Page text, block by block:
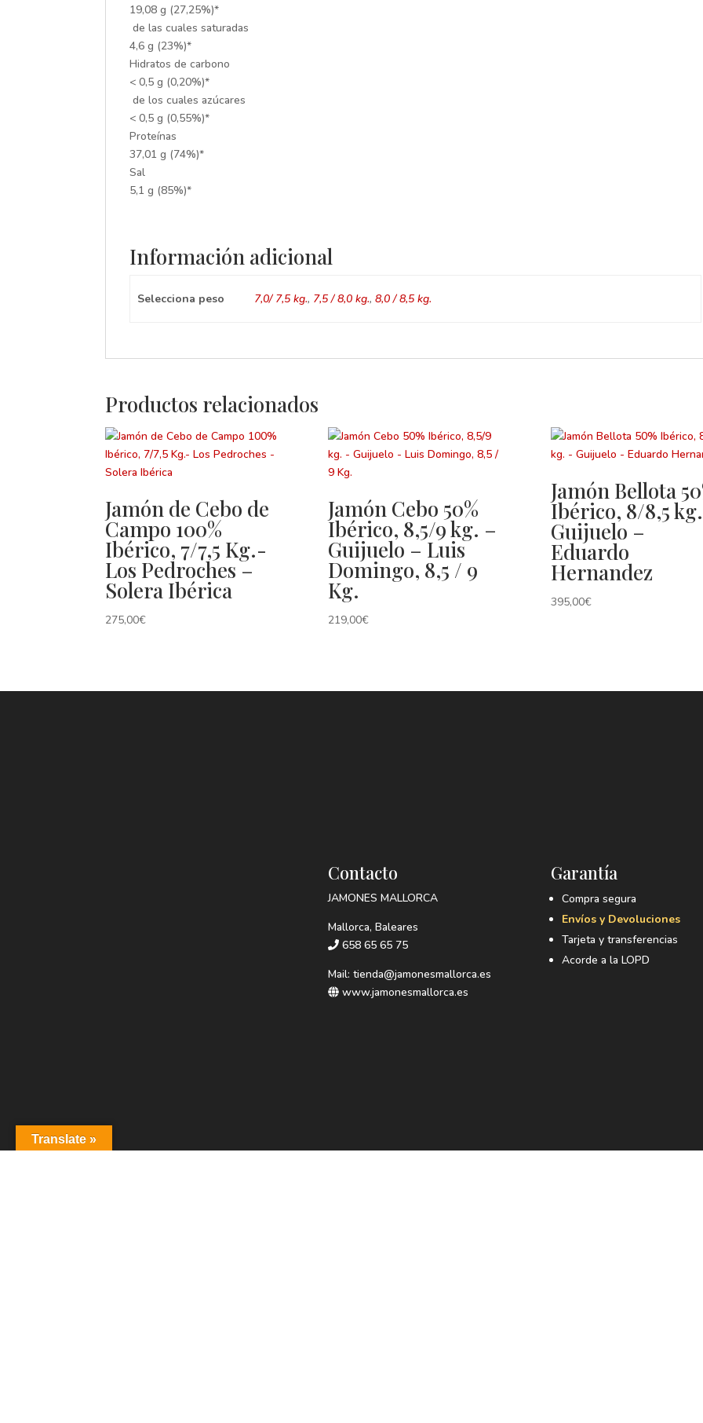
19,08 g (27,25%)*
de las cuales saturadas
4,6 g (23%)*
Hidratos de carbono
< 0,5 g (0,20%)*
de los cuales azúcares
< 0,5 g (0,55%)*
Proteínas
37,01 g (74%)*
Sal
5,1 g (85%)*
Información adicional
Selecciona peso 7,0/ 7,5 kg., 7,5 / 8,0 kg., 8,0 / 8,5 kg.
Productos relacionados
Jamón de Cebo de
Campo 100%
Ibérico, 7/7,5 Kg.-
Los Pedroches –
Solera Ibérica
275,00€
Jamón Cebo 50%
Ibérico, 8,5/9 kg. –
Guijuelo – Luis
Domingo, 8,5 / 9
Kg.
219,00€
Jamón Bellota
Ibérico, 8/8,5
Guijuelo –
Eduardo
Hernandez
395,00€
Contacto
JAMONES MALLORCA
Mallorca, Baleares
658 65 65 75
Mail: tienda@jamonesmallorca.es
www.jamonesmallorca.es
Garantía
Compra segura
Envíos y Devoluciones
Tarjeta y transferencias
Acorde a la LOPD
Translate »